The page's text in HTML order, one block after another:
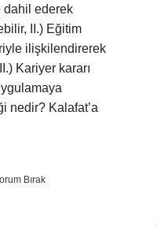
dahil ederek
II.) Eğitim
ilişkilendirerek
Kariyer kararı
nedir? Kalafat’a
Bırak